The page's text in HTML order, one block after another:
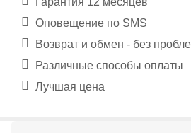
Оповещение по SMS
Возврат и обмен - без
Различные способы оплаты
Лучшая цена